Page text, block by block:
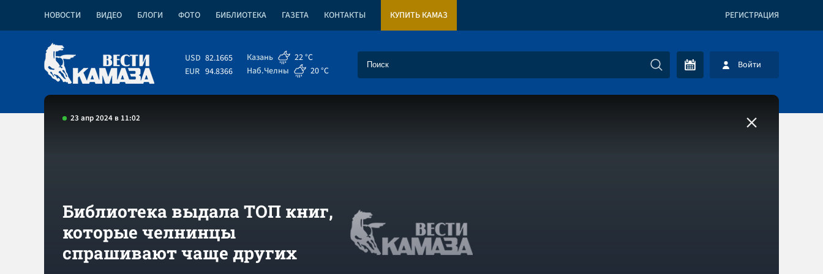
НОВОСТИ ВИДЕО БЛОГИ ФОТО БИБЛИОТЕКА ГАЗЕТА КОНТАКТЫ КУПИТЬ КАМАЗ РЕГИСТРАЦИЯ
USD 82.1665
EUR 94.8366
Казань
22 °C
Наб.Челны
20 °C Войти
23 апр 2024 в 11:02
Библиотека выдала ТОП книг,
которые челнинцы
спрашивают чаще других